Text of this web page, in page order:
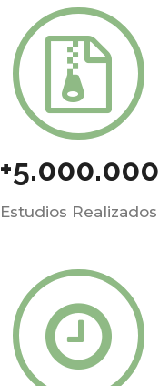
+5.000.000
Estudios Realizados